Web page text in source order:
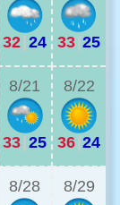
32|24 33|25
8/21
33|25
8/22
36|24
8/28 8/29